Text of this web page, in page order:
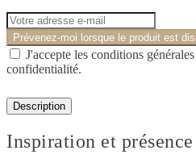
Prévenez-moi lorsque le produit est
J'accepte les conditions
confidentialité.
Description
Inspiration et